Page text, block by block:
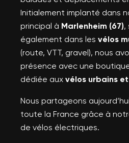
Initialement implanté dans
principal à Marlenheim (67),
également dans les vélos
(route, VTT, gravel), nous
présence avec une
dédiée aux vélos urbains
Nous partageons
toute la France grâce à
de vélos électriques.